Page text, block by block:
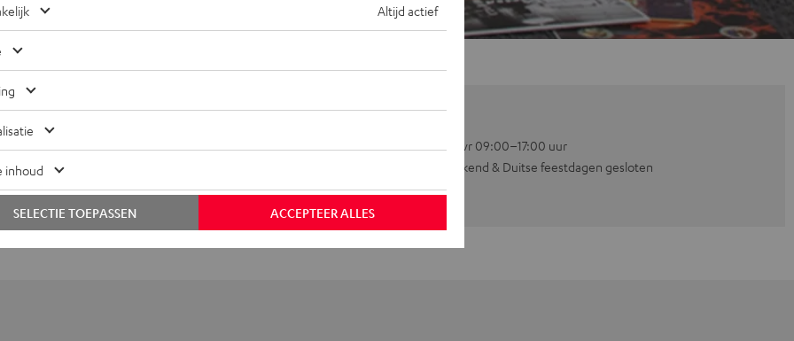
+31 (0)20 8083195
Ma–vr 09:00–17:00 uur
Weekend & Duitse feestdagen gesloten
Altijd actief
inhoud
ACCEPTEER ALLES
SELECTIE TOEPASSEN